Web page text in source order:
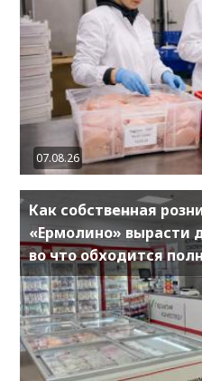
07.08.26
Как собственная
«Ермолино» вырасти
во что обходится